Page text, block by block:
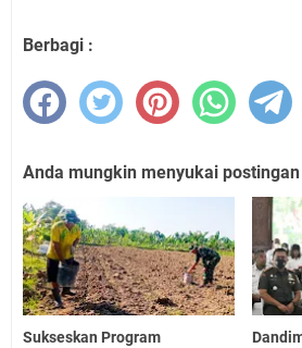
Berbagi :
Anda mungkin menyukai
Sukseskan Program